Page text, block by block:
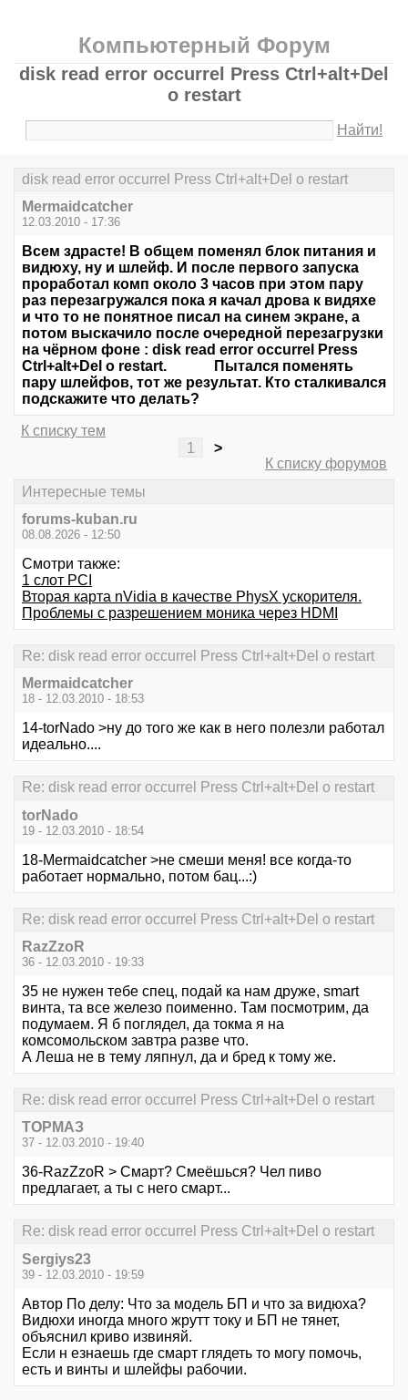
Компьютерный Форум
disk read error occurrel Press Ctrl+alt+Del
o restart
Найти!
disk read error occurrel Press Ctrl+alt+Del o restart
Mermaidcatcher
12.03.2010 - 17:36
Всем здрасте! В общем поменял блок питания и
видюху, ну и шлейф. И после первого запуска
проработал комп около 3 часов при этом пару
раз перезагружался пока я качал дрова к видяхе
и что то не понятное писал на синем экране, а
потом выскачило после очередной перезагрузки
на чёрном фоне : disk read error occurrel Press
Ctrl+alt+Del o restart. Пытался поменять
пару шлейфов, тот же результат. Кто сталкивался
подскажите что делать?
К списку тем
1
>
К списку форумов
Интересные темы
forums-kuban.ru
08.08.2026 - 12:50
Смотри также:
1 слот PCI
Вторая карта nVidia в качестве PhysX ускорителя.
Проблемы с разрешением моника через HDMI
Re: disk read error occurrel Press Ctrl+alt+Del o restart
Mermaidcatcher
18 - 12.03.2010 - 18:53
14-torNado >ну до того же как в него полезли работал
идеально....
Re: disk read error occurrel Press Ctrl+alt+Del o restart
torNado
19 - 12.03.2010 - 18:54
18-Mermaidcatcher >не смеши меня! все когда-то
работает нормально, потом бац...:)
Re: disk read error occurrel Press Ctrl+alt+Del o restart
RazZzoR
36 - 12.03.2010 - 19:33
35 не нужен тебе спец, подай ка нам друже, smart
винта, та все железо поименно. Там посмотрим, да
подумаем. Я б поглядел, да токма я на
комсомольском завтра разве что.
А Леша не в тему ляпнул, да и бред к тому же.
Re: disk read error occurrel Press Ctrl+alt+Del o restart
ТОРМАЗ
37 - 12.03.2010 - 19:40
36-RazZzoR > Смарт? Смеёшься? Чел пиво
предлагает, а ты с него смарт...
Re: disk read error occurrel Press Ctrl+alt+Del o restart
Sergiys23
39 - 12.03.2010 - 19:59
Автор По делу: Что за модель БП и что за видюха?
Видюхи иногда много жрутт току и БП не тянет,
объяснил криво извиняй.
Если н езнаешь где смарт глядеть то могу помочь,
есть и винты и шлейфы рабочии.